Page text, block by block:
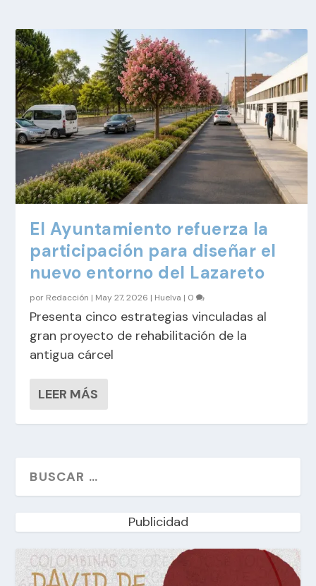
El Ayuntamiento refuerza la
participación para diseñar el
nuevo entorno del Lazareto
por Redacción | May 27, 2026 | Huelva | 0
Presenta cinco estrategias vinculadas al
gran proyecto de rehabilitación de la
antigua cárcel
LEER MÁS
Publicidad